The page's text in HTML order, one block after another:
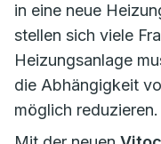
in eine neue
stellen sich viele
Heizungsanlage
die Abhängigkeit
möglich reduzieren.